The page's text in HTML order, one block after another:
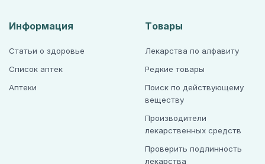
Информация
Статьи о здоровье
Список аптек
Аптеки
Товары
Лекарства по алфавиту
Редкие товары
Поиск по действующему
веществу
Производители
лекарственных средств
Проверить подлинность
лекарства